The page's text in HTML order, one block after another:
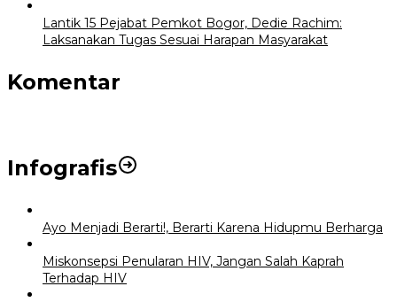
Lantik 15 Pejabat Pemkot Bogor, Dedie Rachim:
Laksanakan Tugas Sesuai Harapan Masyarakat
Komentar
Infografis
Ayo Menjadi Berarti!, Berarti Karena Hidupmu Berharga
Miskonsepsi Penularan HIV, Jangan Salah Kaprah
Terhadap HIV